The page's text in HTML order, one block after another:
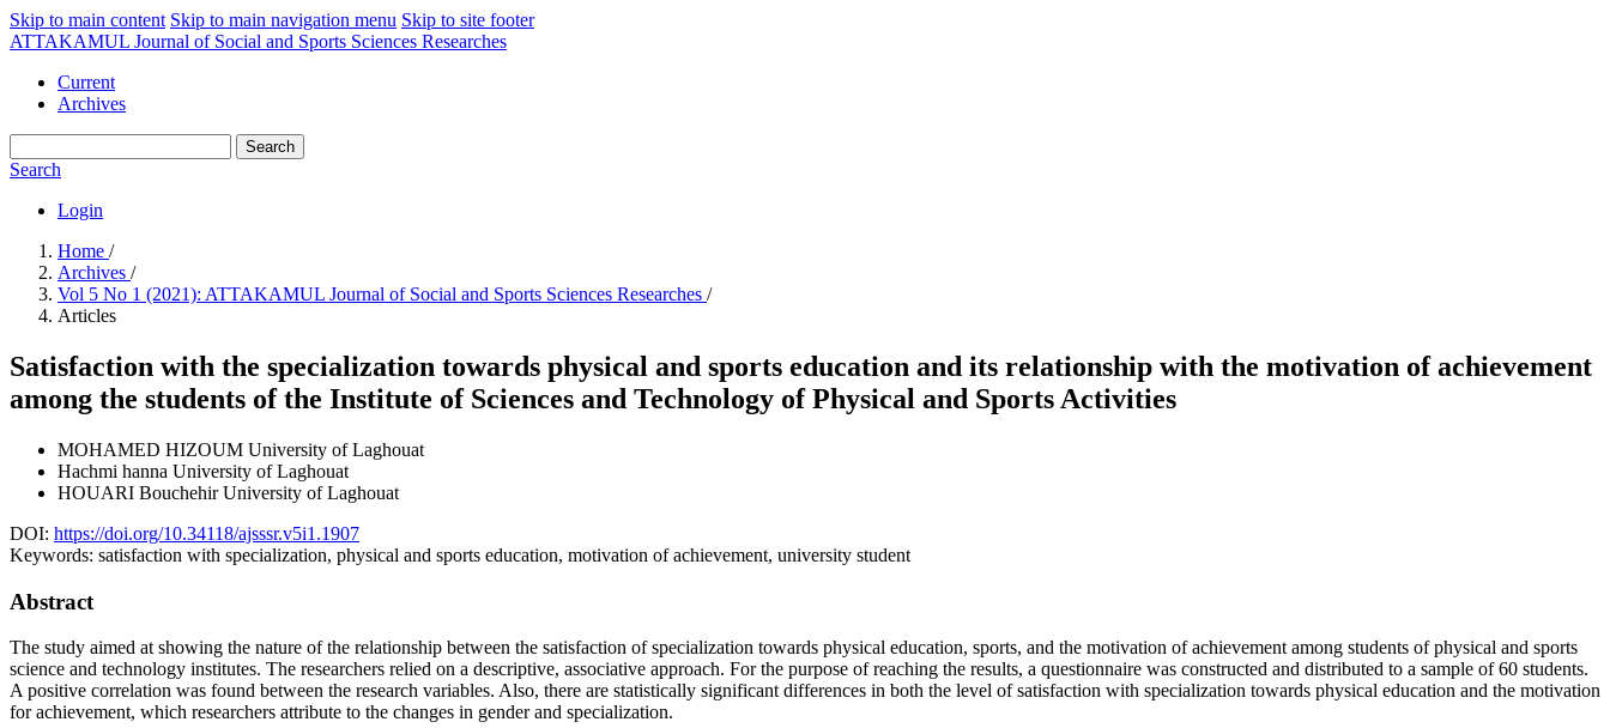
Skip to main content Skip to main navigation menu Skip to site footer
ATTAKAMUL Journal of Social and Sports Sciences Researches
Current
Archives
Search
Search
Login
Home /
Archives /
Vol 5 No 1 (2021): ATTAKAMUL Journal of Social and Sports Sciences Researches /
Articles
Satisfaction with the specialization towards physical and sports education and its relationship with the motivation of achievement
among the students of the Institute of Sciences and Technology of Physical and Sports Activities
MOHAMED HIZOUM University of Laghouat
Hachmi hanna University of Laghouat
HOUARI BouchehirUniversity of Laghouat
DOI: https://doi.org/10.34118/ajsssr.v5i1.1907
Keywords: satisfaction with specialization, physical and sports education, motivation of achievement, university student
Abstract
The study aimed at showing the nature of the relationship between the satisfaction of specialization towards physical education, sports, and the motivation of achievement among students of physical and sports
science and technology institutes. The researchers relied on a descriptive, associative approach. For the purpose of reaching the results, a questionnaire was constructed and distributed to a sample of 60 students.
A positive correlation was found between the research variables. Also, there are statistically significant differences in both the level of satisfaction with specialization towards physical education and the motivation
for achievement, which researchers attribute to the changes in gender and specialization.